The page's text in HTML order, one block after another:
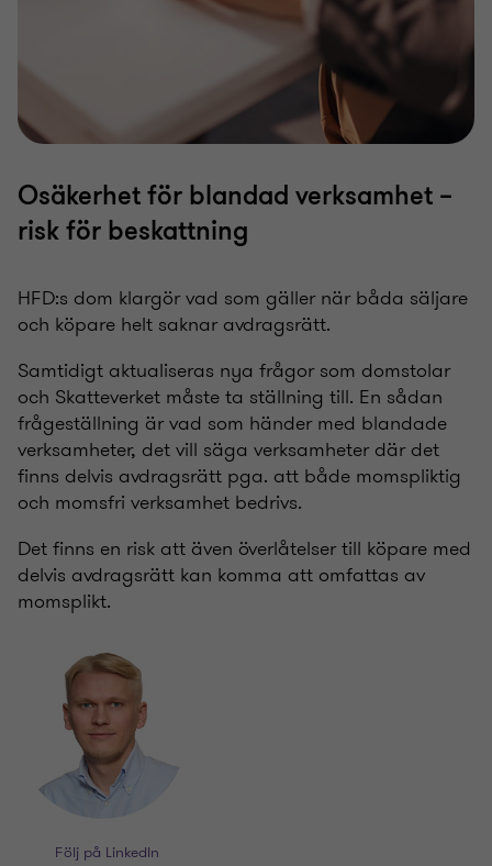
Osäkerhet för blandad verksamhet –
risk för beskattning
HFD:s dom klargör vad som gäller när båda säljare
och köpare helt saknar avdragsrätt.
Samtidigt aktualiseras nya frågor som domstolar
och Skatteverket måste ta ställning till. En sådan
frågeställning är vad som händer med blandade
verksamheter, det vill säga verksamheter där det
finns delvis avdragsrätt pga. att både momspliktig
och momsfri verksamhet bedrivs.
Det finns en risk att även överlåtelser till köpare med
delvis avdragsrätt kan komma att omfattas av
momsplikt.
Följ på LinkedIn